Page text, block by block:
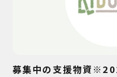
募集中の支援物資